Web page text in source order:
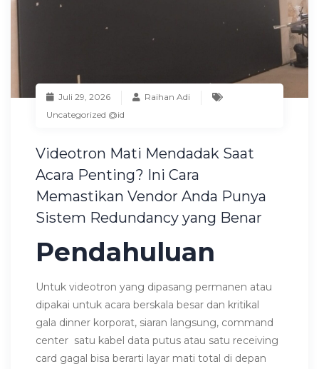
Juli 29, 2026
Raihan Adi
Uncategorized @id
Videotron Mati Mendadak Saat
Acara Penting? Ini Cara
Memastikan Vendor Anda Punya
Sistem Redundancy yang Benar
Pendahuluan
Untuk videotron yang dipasang permanen atau
dipakai untuk acara berskala besar dan kritikal
gala dinner korporat, siaran langsung, command
center satu kabel data putus atau satu receiving
card gagal bisa berarti layar mati total di depan